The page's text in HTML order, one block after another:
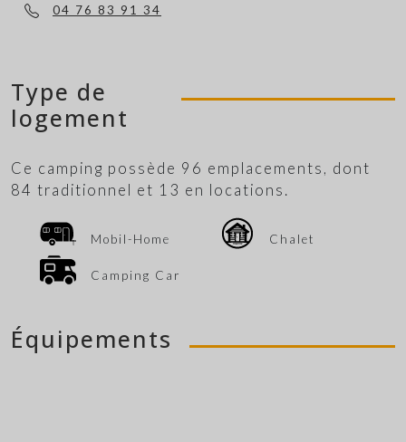
04 76 83 91 34
Type de
logement
Ce camping possède 96 emplacements, dont
84 traditionnel et 13 en locations.
Mobil-Home Chalet
Camping Car
Équipements